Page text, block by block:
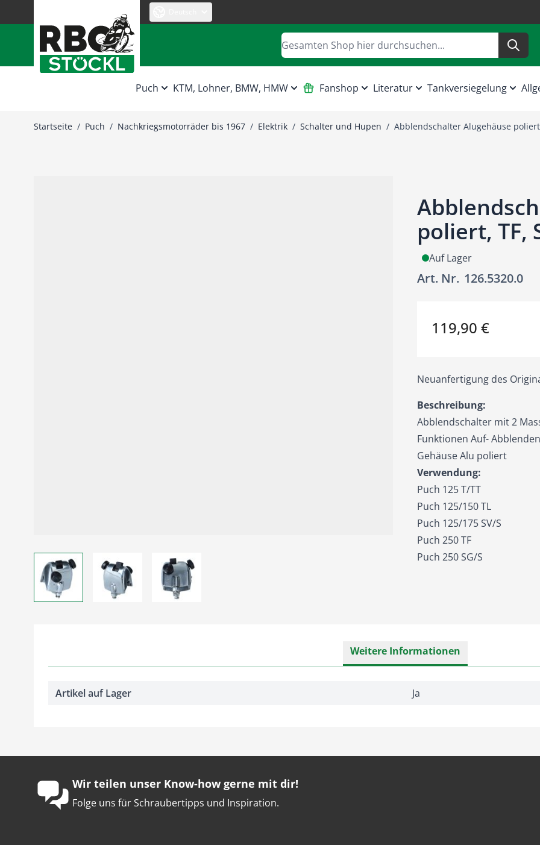
Suche
Puch KTM, Lohner, BMW, HMW Fanshop Literatur Tankversiegelung
Startseite / Puch / Nachkriegsmotorräder bis 1967 / Elektrik / Schalter und Hupen / Abblendschalter Alugehäuse
poliert, TF,
Größeres Bild anzeigenGrößeres Bild anzeigenGrößeres Bild anzeigen
Auf Lager
Art. Nr. 126.5320.0
119,90 €
Neuanfertigung des
Beschreibung:
Abblendschalter mit 2
Funktionen Auf-
Gehäuse Alu poliert
Verwendung:
Puch 125 T/TT
Puch 125/150 TL
Puch 125/175 SV/S
Puch 250 TF
Puch 250 SG/S
Weitere Informationen
Artikel auf Lager Ja
Wir teilen unser Know-how gerne mit dir!
Folge uns für Schraubertipps und Inspiration.